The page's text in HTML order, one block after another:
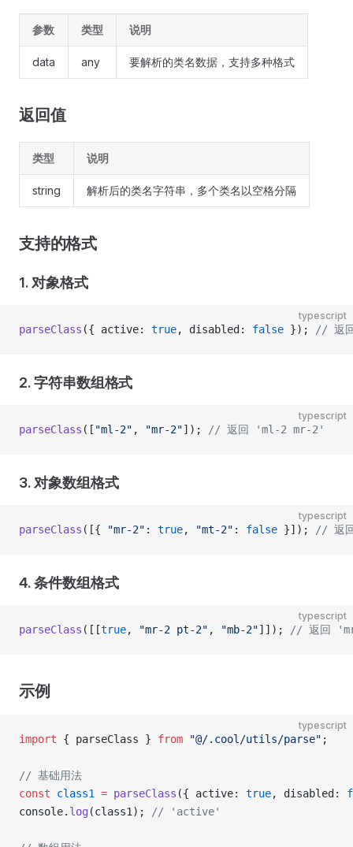
参数 类型 说明
data any 要解析的类名数据，支持多种格式
返回值
类型 说明
string 解析后的类名字符串，多个类名以空格分隔
支持的格式
1. 对象格式
typescript
parseClass ({ active: true, disabled: false }); // 返
2. 字符串数组格式
typescript
parseClass ([ "ml-2" , "mr-2"]); // 返回 'ml-2 mr-2'
3. 对象数组格式
typescript
parseClass ([{ "mr-2" : true, "mt-2" : false }]); // 返
4. 条件数组格式
typescript
parseClass ([[true, "mr-2 pt-2" , "mb-2"]]); // 返回
示例
typescript
import { parseClass } from "@/.cool/utils/parse" ;
// 基础用法
const class1 = parseClass ({ active: true, disabled:
console. log (class1); // 'active'